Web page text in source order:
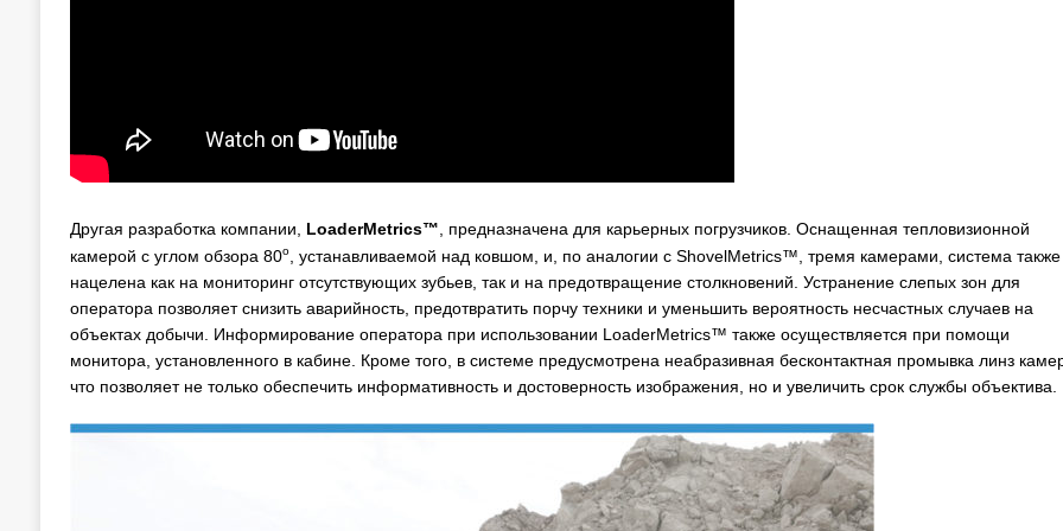
Другая разработка компании, LoaderMetrics™ , предназначена для карьерных погрузчиков. Оснащенная тепловизионной
камерой с углом обзора 80о, устанавливаемой над ковшом, и, по аналогии с ShovelMetrics™, тремя камерами, система также
нацелена как на мониторинг отсутствующих зубьев, так и на предотвращение столкновений. Устранение слепых зон для
оператора позволяет снизить аварийность, предотвратить порчу техники и уменьшить вероятность несчастных случаев на
объектах добычи. Информирование оператора при использовании LoaderMetrics™ также осуществляется при помощи
монитора, установленного в кабине. Кроме того, в системе предусмотрена неабразивная бесконтактная промывка линз
что позволяет не только обеспечить информативность и достоверность изображения, но и увеличить срок службы объектива.